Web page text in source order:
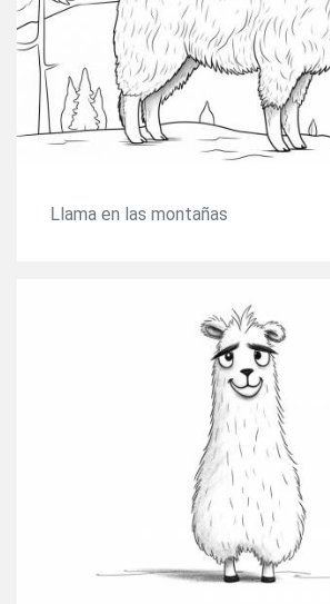
Llama en las montañas